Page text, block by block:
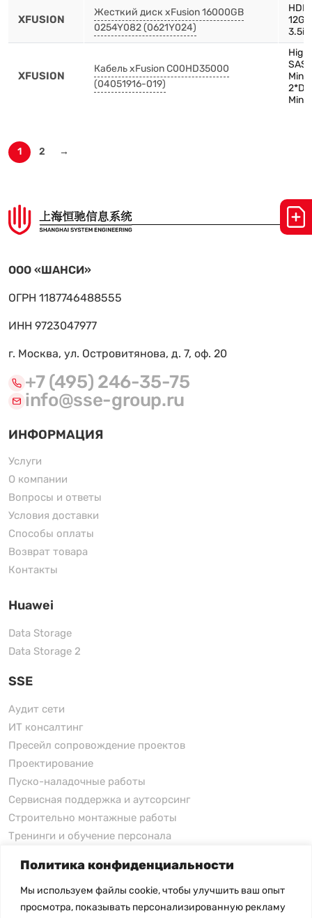
Политика конфиденциальности
Мы используем файлы cookie, чтобы улучшить ваш опыт
просмотра, показывать персонализированную рекламу
XFUSION
Жесткий диск xFusion 16000GB
0254Y082 (0621Y024)
XFUSION
Кабель xFusion C00HD35000
(04051916-019)
High
SAS
Mini
Mini
1 2 →
ООО «ШАНСИ»
ОГРН 1187746488555
ИНН 9723047977
г. Москва, ул. Островитянова, д. 7, оф. 20
+7 (495) 246-35-75
info@sse-group.ru
ИНФОРМАЦИЯ
Услуги
О компании
Вопросы и ответы
Условия доставки
Способы оплаты
Возврат товара
Контакты
Huawei
Data Storage
Data Storage 2
SSE
Аудит сети
ИТ консалтинг
Пресейл сопровождение проектов
Проектирование
Пуско-наладочные работы
Сервисная поддержка и аутсорсинг
Строительно монтажные работы
Тренинги и обучение персонала
xFusion
xFusion
xFusion AI Solution